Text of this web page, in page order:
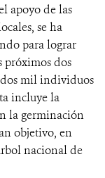
apoyo de las
se ha
para lograr
próximos dos
dos mil individuos
incluye la
la germinación
objetivo, en
nacional de